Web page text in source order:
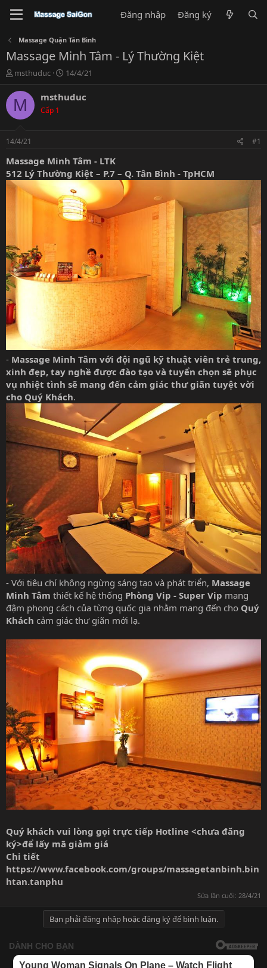
Đăng nhập Đăng ký
Massage Quận Tân Bình
Massage Minh Tâm - Lý Thường Kiệt
T
r
e
a
s
t
a
r
t
e
msthuduc
N
à
14/4/21
M msthuduc
Cấp 1
14/4/21 #1
Massage Minh Tâm - LTK
512 Lý Thường Kiệt – P.7 – Q. Tân Bình - TpHCM
- Massage Minh Tâm với đội ngũ kỹ thuật viên trẻ trung,
xinh đẹp, tay nghề được đào tạo và tuyển chọn sẽ phục
vụ nhiệt tình sẽ mang đến cảm giác thư giãn tuyệt vời
cho Quý Khách.
- Với tiêu chí không ngừng sáng tạo và phát triển, Massage
Minh Tâm thiết kế hệ thống Phòng Vip - Super Vip mang
đậm phong cách của từng quốc gia nhằm mang đến cho Quý
Khách cảm giác thư giãn mới lạ.
Quý khách vui lòng gọi trực tiếp Hotline <chưa đăng
ký>để lấy mã giảm giá
Chi tiết
https://www.facebook.com/groups/massagetanbinh.bin
htan.tanphu
Sửa lần cuối: 28/4/21
Bạn phải đăng nhập hoặc đăng ký để bình luận.